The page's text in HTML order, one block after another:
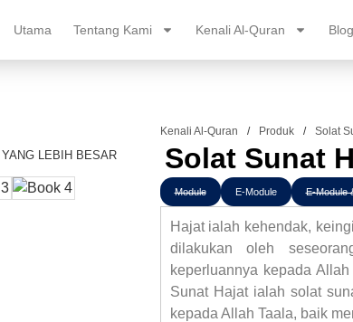
Utama Tentang Kami Kenali Al-Quran Blog
LEBIH BESAR
Kenali Al-Quran / Produk / Solat
Solat Sunat
Module E-Module E-Module
Hajat ialah kehendak,
dilakukan oleh
keperluannya kepada
Sunat Hajat ialah solat
kepada Allah Taala, baik